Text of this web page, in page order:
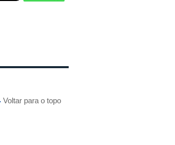
Voltar para o topo